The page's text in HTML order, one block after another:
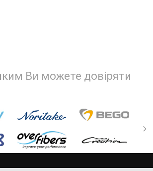
Ви можете довіряти